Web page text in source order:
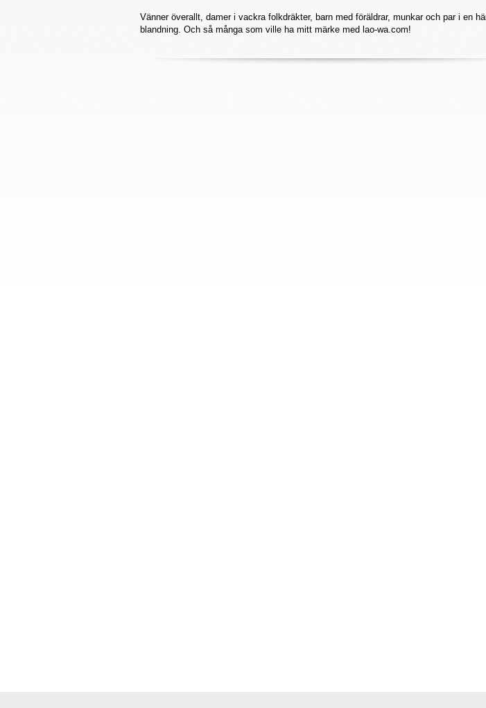
Vänner överallt, damer i vackra folkdräkter, barn med föräldrar, munkar och par i en
blandning. Och så många som ville ha mitt märke med lao-wa.com!